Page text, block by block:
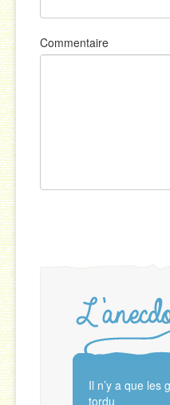
Commentaire
Il n’y a que les
tordu